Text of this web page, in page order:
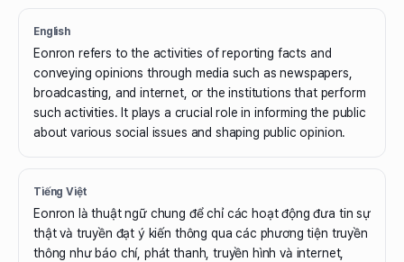
English
Eonron refers to the activities of reporting facts and
conveying opinions through media such as newspapers,
broadcasting, and internet, or the institutions that perform
such activities. It plays a crucial role in informing the public
about various social issues and shaping public opinion.
Tiếng Việt
Eonron là thuật ngữ chung để chỉ các hoạt động đưa tin sự
thật và truyền đạt ý kiến thông qua các phương tiện truyền
thông như báo chí, phát thanh, truyền hình và internet,